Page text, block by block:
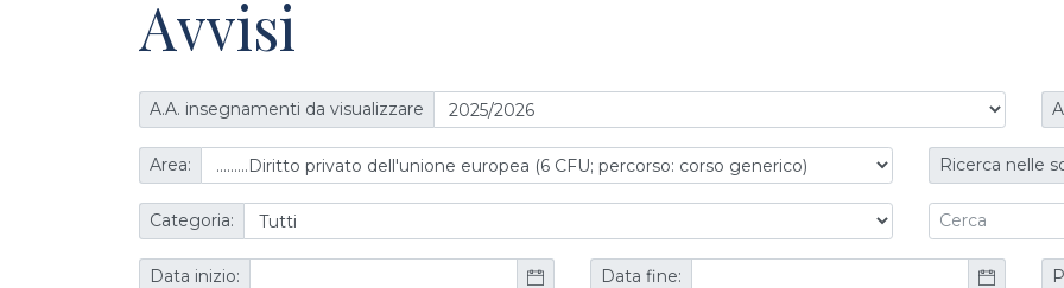
Avvisi
A.A. insegnamenti da visualizzare
Area: Ricerca nelle
Categoria:
Data inizio: Data fine: